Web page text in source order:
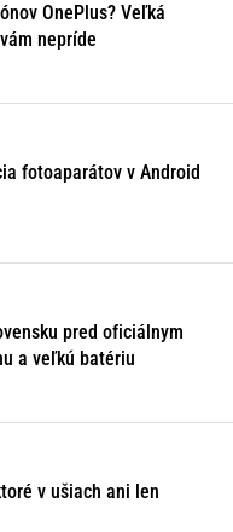
OnePlus? Veľká
nepríde
fotoaparátov v Android
pred oficiálnym
a veľkú batériu
v ušiach ani len